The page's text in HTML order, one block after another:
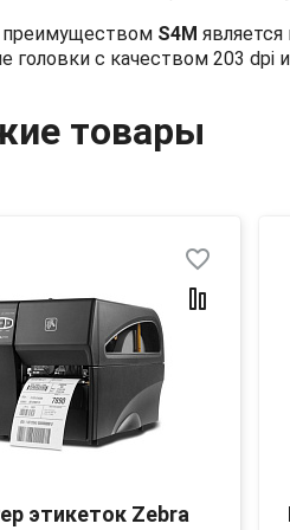
S4M
головки с качеством 203 dpi
товары
этикеток Zebra
favorite_border